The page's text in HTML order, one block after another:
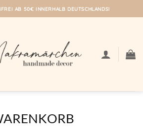
AB 50€ INNERHALB DEUTSCHLANDS!